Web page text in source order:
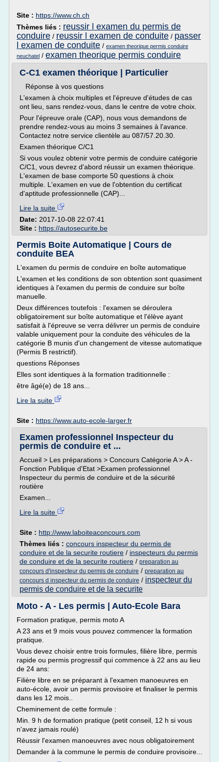
Site : https://www.ch.ch
Thèmes liés : reussir l examen du permis de
conduire / reussir l examen de conduite / passer
l examen de conduite / examen theorique permis conduire
neuchatel / examen theorique permis conduire
C-C1 examen théorique | Particulier
Réponse à vos questions
L'examen à choix multiples et l'épreuve d'études de cas
ont lieu, sans rendez-vous, dans le centre de votre choix.
Pour l'épreuve orale (CAP), nous vous demandons de
prendre rendez-vous au moins 3 semaines à l'avance.
Contactez notre service clientèle au 087/57.20.30.
Examen théorique C/C1
Si vous voulez obtenir votre permis de conduire catégorie
C/C1, vous devrez d'abord réussir un examen théorique.
L'examen de base comporte 50 questions à choix
multiple. L'examen en vue de l'obtention du certificat
d'aptitude professionnelle (CAP)...
Lire la suite
Date: 2017-10-08 22:07:41
Site : https://autosecurite.be
Permis Boite Automatique | Cours de
conduite BEA
L'examen du permis de conduire en boîte automatique
L'examen et les conditions de son obtention sont quasiment
identiques à l'examen du permis de conduire sur boîte
manuelle.
Deux différences toutefois : l'examen se déroulera
obligatoirement sur boîte automatique et l'élève ayant
satisfait à l'épreuve se verra délivrer un permis de conduire
valable uniquement pour la conduite des véhicules de la
catégorie B munis d'un changement de vitesse automatique
(Permis B restrictif).
questions Réponses
Elles sont identiques à la formation traditionnelle :
être âgé(e) de 18 ans...
Lire la suite
Site : https://www.auto-ecole-larger.fr
Examen professionnel Inspecteur du
permis de conduire et ...
Accueil > Les préparations > Concours Catégorie A > A -
Fonction Publique d'Etat >Examen professionnel
Inspecteur du permis de conduire et de la sécurité
routière
Examen...
Lire la suite
Site : http://www.laboiteaconcours.com
Thèmes liés : concours inspecteur du permis de
conduire et de la securite routiere / inspecteurs du permis
de conduire et de la securite routiere / preparation au
concours d'inspecteur du permis de conduire / preparation au
concours d inspecteur du permis de conduire / inspecteur du
permis de conduire et de la securite
Moto - A - Les permis | Auto-Ecole Bara
Formation pratique, permis moto A
A 23 ans et 9 mois vous pouvez commencer la formation
pratique.
Vous devez choisir entre trois formules, filière libre, permis
rapide ou permis progressif qui commence à 22 ans au lieu
de 24 ans:
Filière libre en se préparant à l'examen manoeuvres en
auto-école, avoir un permis provisoire et finaliser le permis
dans les 12 mois..
Cheminement de cette formule :
Min. 9 h de formation pratique (petit conseil, 12 h si vous
n'avez jamais roulé)
Réussir l'examen manoeuvres avec nous obligatoirement
Demander à la commune le permis de conduire provisoire...